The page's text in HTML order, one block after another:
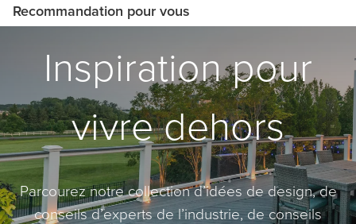
Recommandation pour vous
Inspiration pour
vivre dehors
Parcourez notre collection d’idées de design, de
conseils d’experts de l’industrie, de conseils